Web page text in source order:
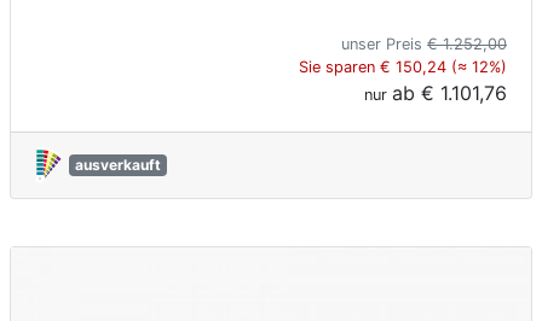
unser Preis € 1.252,00
Sie sparen € 150,24 (≈ 12%)
nur ab € 1.101,76
ausverkauft